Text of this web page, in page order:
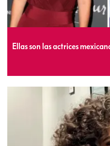
Ellas son las actrices